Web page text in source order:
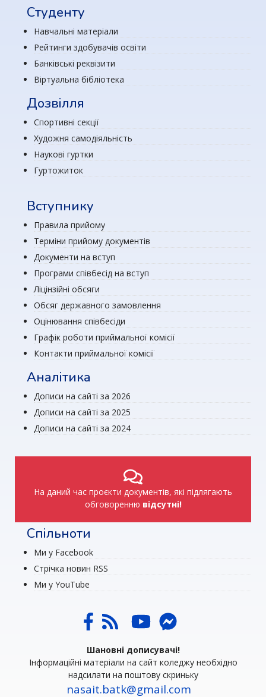
Студенту
Навчальні матеріали
Рейтинги здобувачів освіти
Банківські реквізити
Віртуальна бібліотека
Дозвілля
Спортивні секції
Художня самодіяльність
Наукові гуртки
Гуртожиток
Вступнику
Правила прийому
Терміни прийому документів
Документи на вступ
Програми співбесід на вступ
Ліцінзійні обсяги
Обсяг державного замовлення
Оцінювання співбесіди
Графік роботи приймальної комісії
Контакти приймальної комісії
Аналітика
Дописи на сайті за 2026
Дописи на сайті за 2025
Дописи на сайті за 2024
На даний час проєкти документів, які підлягають
обговоренню відсутні!
Спільноти
Ми у Facebook
Стрічка новин RSS
Ми у YouTube
Шановні дописувачі!
Інформаційні матеріали на сайт коледжу необхідно
надсилати на поштову скриньку
nasait.batk@gmail.com